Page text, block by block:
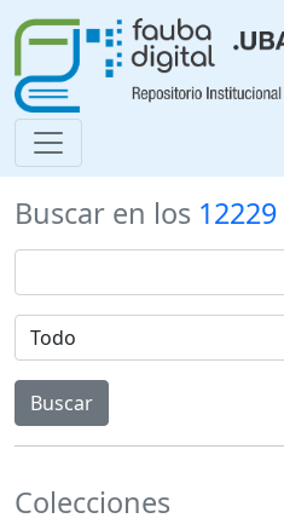
Buscar en los 12229
Colecciones